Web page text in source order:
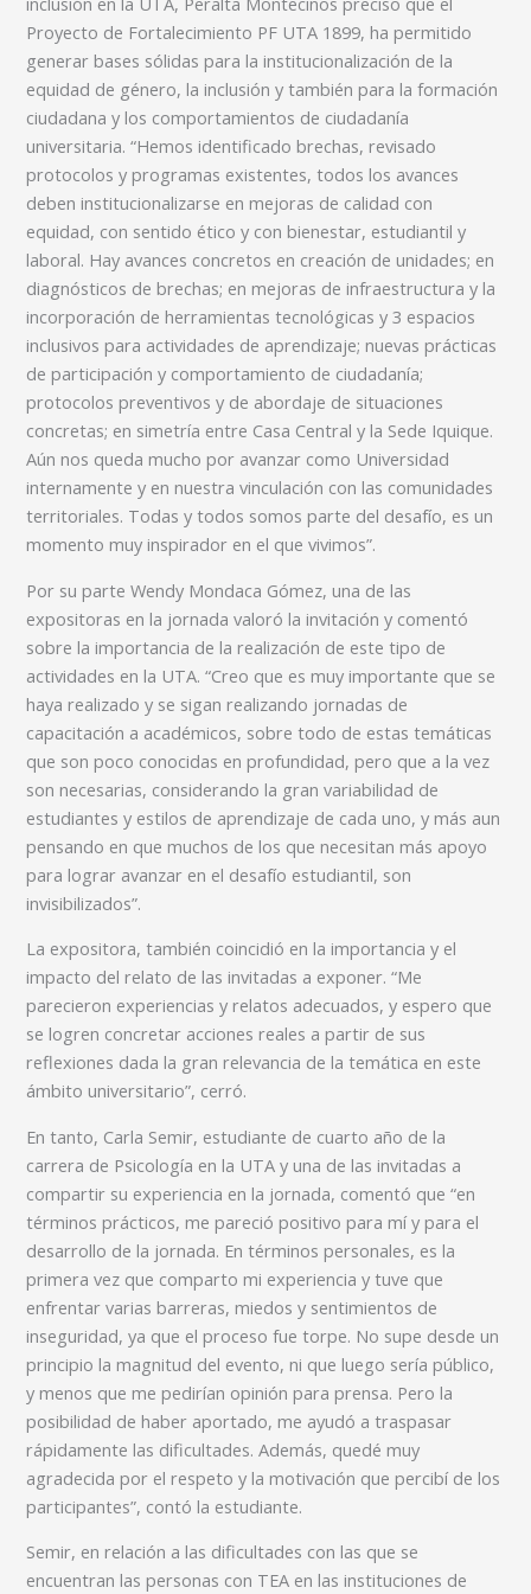
Proyecto de Fortalecimiento PF UTA 1899, ha permitido
generar bases sólidas para la institucionalización de la
equidad de género, la inclusión y también para la formación
ciudadana y los comportamientos de ciudadanía
universitaria. “Hemos identificado brechas, revisado
protocolos y programas existentes, todos los avances
deben institucionalizarse en mejoras de calidad con
equidad, con sentido ético y con bienestar, estudiantil y
laboral. Hay avances concretos en creación de unidades; en
diagnósticos de brechas; en mejoras de infraestructura y la
incorporación de herramientas tecnológicas y 3 espacios
inclusivos para actividades de aprendizaje; nuevas prácticas
de participación y comportamiento de ciudadanía;
protocolos preventivos y de abordaje de situaciones
concretas; en simetría entre Casa Central y la Sede Iquique.
Aún nos queda mucho por avanzar como Universidad
internamente y en nuestra vinculación con las comunidades
territoriales. Todas y todos somos parte del desafío, es un
momento muy inspirador en el que vivimos”.
Por su parte Wendy Mondaca Gómez, una de las
expositoras en la jornada valoró la invitación y comentó
sobre la importancia de la realización de este tipo de
actividades en la UTA. “Creo que es muy importante que se
haya realizado y se sigan realizando jornadas de
capacitación a académicos, sobre todo de estas temáticas
que son poco conocidas en profundidad, pero que a la vez
son necesarias, considerando la gran variabilidad de
estudiantes y estilos de aprendizaje de cada uno, y más aun
pensando en que muchos de los que necesitan más apoyo
para lograr avanzar en el desafío estudiantil, son
invisibilizados”.
La expositora, también coincidió en la importancia y el
impacto del relato de las invitadas a exponer. “Me
parecieron experiencias y relatos adecuados, y espero que
se logren concretar acciones reales a partir de sus
reflexiones dada la gran relevancia de la temática en este
ámbito universitario”, cerró.
En tanto, Carla Semir, estudiante de cuarto año de la
carrera de Psicología en la UTA y una de las invitadas a
compartir su experiencia en la jornada, comentó que “en
términos prácticos, me pareció positivo para mí y para el
desarrollo de la jornada. En términos personales, es la
primera vez que comparto mi experiencia y tuve que
enfrentar varias barreras, miedos y sentimientos de
inseguridad, ya que el proceso fue torpe. No supe desde un
principio la magnitud del evento, ni que luego sería público,
y menos que me pedirían opinión para prensa. Pero la
posibilidad de haber aportado, me ayudó a traspasar
rápidamente las dificultades. Además, quedé muy
agradecida por el respeto y la motivación que percibí de los
participantes”, contó la estudiante.
Semir, en relación a las dificultades con las que se
encuentran las personas con TEA en las instituciones de